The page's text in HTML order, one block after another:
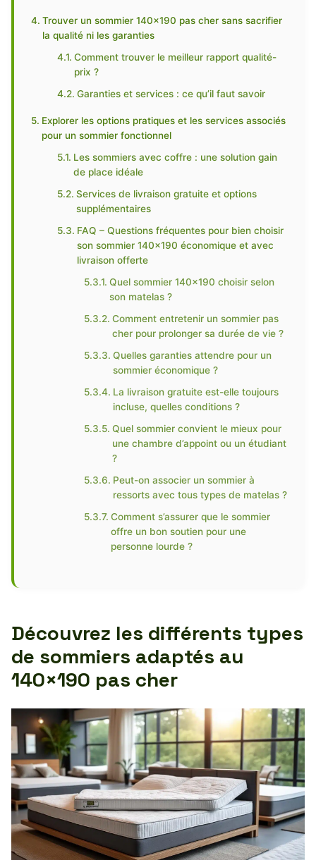
Trouver un sommier 140×190 pas cher sans sacrifier
la qualité ni les garanties
Comment trouver le meilleur rapport qualité-
prix ?
Garanties et services : ce qu’il faut savoir
Explorer les options pratiques et les services associés
pour un sommier fonctionnel
Les sommiers avec coffre : une solution gain
de place idéale
Services de livraison gratuite et options
supplémentaires
FAQ – Questions fréquentes pour bien choisir
son sommier 140×190 économique et avec
livraison offerte
Quel sommier 140×190 choisir selon
son matelas ?
Comment entretenir un sommier pas
cher pour prolonger sa durée de vie ?
Quelles garanties attendre pour un
sommier économique ?
La livraison gratuite est-elle toujours
incluse, quelles conditions ?
Quel sommier convient le mieux pour
une chambre d’appoint ou un étudiant
?
Peut-on associer un sommier à
ressorts avec tous types de matelas ?
Comment s’assurer que le sommier
offre un bon soutien pour une
personne lourde ?
Découvrez les différents types
de sommiers adaptés au
140×190 pas cher